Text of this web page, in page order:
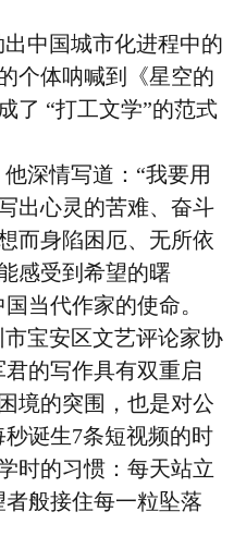
中国城市化进程中的
个体呐喊到《星空的
了 “打工文学”的范式
深情写道：“我要用
出心灵的苦难、奋斗
而身陷困厄、无所依
感受到希望的曙
当代作家的使命。
宝安区文艺评论家协
的写作具有双重启
境的突围，也是对公
诞生7条短视频的时
时的习惯：每天站立
般接住每一粒坠落